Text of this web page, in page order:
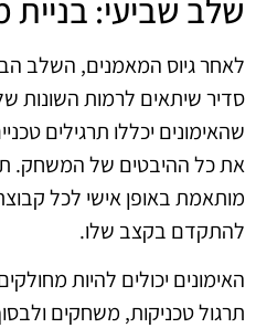
שלב שביעי: בניית
לאחר גיוס המאמנים, השלב
סדיר שיתאים לרמות השונות
שהאימונים יכללו תרגילים
את כל ההיבטים של המשחק.
מותאמת באופן אישי לכל
להתקדם בקצב שלו.
האימונים יכולים להיות
תרגול טכניקות, משחקים